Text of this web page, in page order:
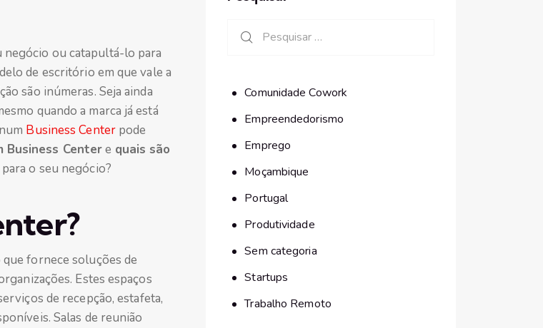
negócio ou catapultá-lo para
de escritório em que vale a
são inúmeras. Seja ainda
quando a marca já está
Business Centerpode
Business Centere quais são
o seu negócio?
fornece soluções de
Estes espaços
de recepção, estafeta,
Salas de reunião
Comunidade Cowork
Empreendedorismo
Emprego
Moçambique
Portugal
Produtividade
Sem categoria
Startups
Trabalho Remoto